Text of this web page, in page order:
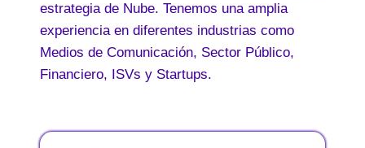
estrategia de Nube. Tenemos una amplia
experiencia en diferentes industrias como
Medios de Comunicación, Sector Público,
Financiero, ISVs y Startups.